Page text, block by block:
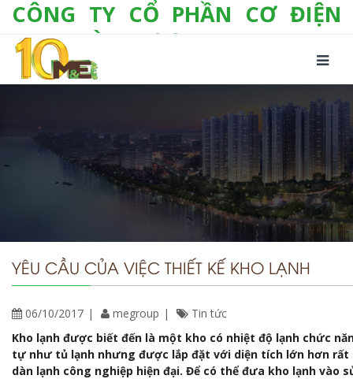
CÔNG TY CỔ PHẦN CƠ ĐIỆN
LẠNH VÀ THƯƠNG MẠI M&E
Số 10/357 Tam Trinh, P. Hoàng Văn Thụ, Q.
Hoàng Mai, TP. Hà Nội
Fax: +(84-24) 3 632 1297
Email: info@megroup.vn Website: www.megroup.vn
YÊU CẦU CỦA VIỆC THIẾT KẾ KHO LẠNH
06/10/2017 megroup
Tin tức
Kho lạnh được biết đến là một kho có nhiệt độ lạnh chức
tự như tủ lạnh nhưng được lắp đặt với diện tích lớn hơn rất
dàn lạnh công nghiệp hiện đại. Để có thể đưa kho lạnh vào